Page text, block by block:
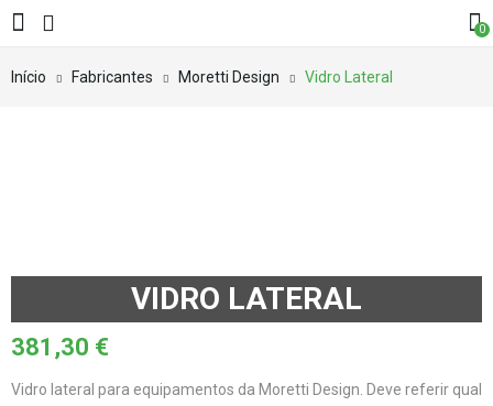
0
Início Fabricantes Moretti Design Vidro Lateral
VIDRO LATERAL
381,30 €
Vidro lateral para equipamentos da Moretti Design. Deve referir qual